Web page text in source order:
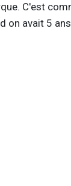
C'est
on avait 5